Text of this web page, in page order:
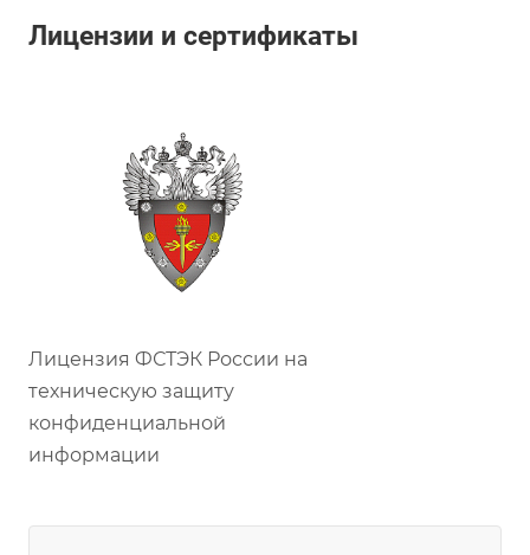
Лицензии и сертификаты
Лицензия ФСТЭК России на
техническую защиту
конфиденциальной
информации